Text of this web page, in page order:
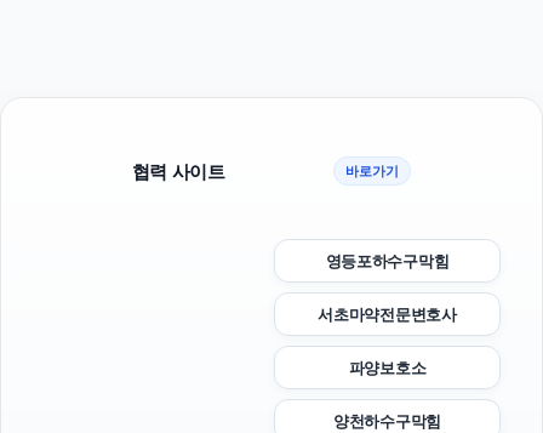
협력 사이트 바로가기
영등포하수구막힘
서초마약전문변호사
파양보호소
양천하수구막힘